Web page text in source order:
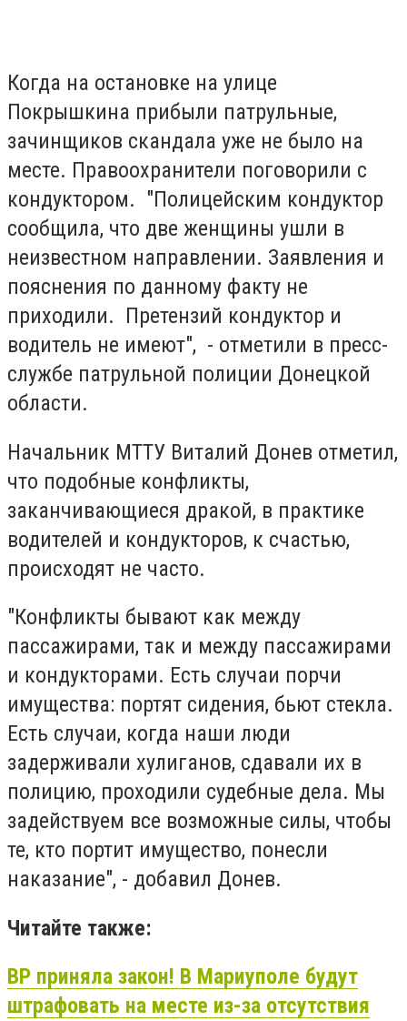
Когда на остановке на улице
Покрышкина прибыли патрульные,
зачинщиков скандала уже не было на
месте. Правоохранители поговорили с
кондуктором. "Полицейским кондуктор
сообщила, что две женщины ушли в
неизвестном направлении. Заявления и
пояснения по данному факту не
приходили. Претензий кондуктор и
водитель не имеют", - отметили в пресс-
службе патрульной полиции Донецкой
области.
Начальник МТТУ Виталий Донев отметил,
что подобные конфликты,
заканчивающиеся дракой, в практике
водителей и кондукторов, к счастью,
происходят не часто.
"Конфликты бывают как между
пассажирами, так и между пассажирами
и кондукторами. Есть случаи порчи
имущества: портят сидения, бьют стекла.
Есть случаи, когда наши люди
задерживали хулиганов, сдавали их в
полицию, проходили судебные дела. Мы
задействуем все возможные силы, чтобы
те, кто портит имущество, понесли
наказание", - добавил Донев.
Читайте также:
ВР приняла закон! В Мариуполе будут
штрафовать на месте из-за отсутствия